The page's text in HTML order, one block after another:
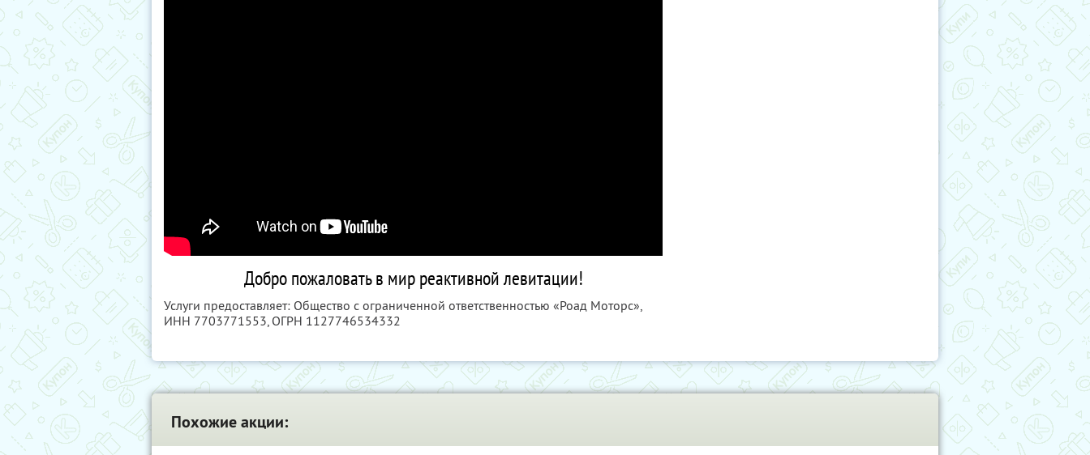
Добро пожаловать в мир реактивной левитации!
Услуги предоставляет: Общество с ограниченной ответственностью «Роад Моторс»,
ИНН 7703771553, ОГРН 1127746534332
Похожие акции: